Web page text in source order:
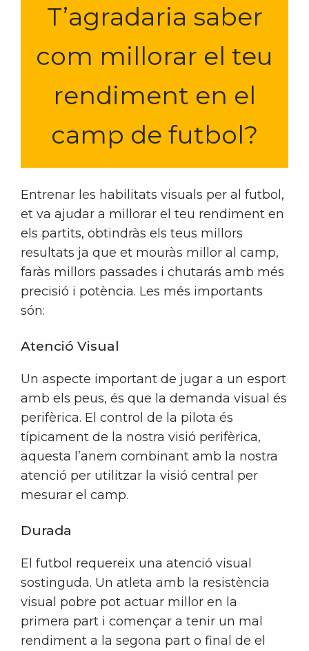
T’agradaria saber
com millorar el teu
rendiment en el
camp de futbol?
Entrenar les habilitats visuals per al futbol, ​​
et va ajudar a millorar el teu rendiment en
els partits, obtindràs els teus millors
resultats ja que et mouràs millor al camp,
faràs millors passades i chutarás amb més
precisió i potència. Les més importants
són:
Atenció Visual
Un aspecte important de jugar a un esport
amb els peus, és que la demanda visual és
perifèrica. El control de la pilota és
típicament de la nostra visió perifèrica,
aquesta l’anem combinant amb la nostra
atenció per utilitzar la visió central per
mesurar el camp.
Durada
El futbol requereix una atenció visual
sostinguda. Un atleta amb la resistència
visual pobre pot actuar millor en la
primera part i començar a tenir un mal
rendiment a la segona part o final de el